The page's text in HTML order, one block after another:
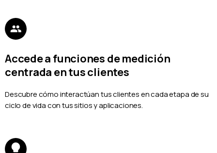
Accede a funciones de medición
centrada en tus clientes
Descubre cómo interactúan tus clientes en cada etapa de su
ciclo de vida con tus sitios y aplicaciones.